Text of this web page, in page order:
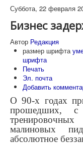
Суббота, 22 февраля
Бизнес
Автор Редакция
размер шрифта
шрифта
Печать
Эл. почта
Добавить
О 90-х годах
прошедших,
малиновых
абсолютное